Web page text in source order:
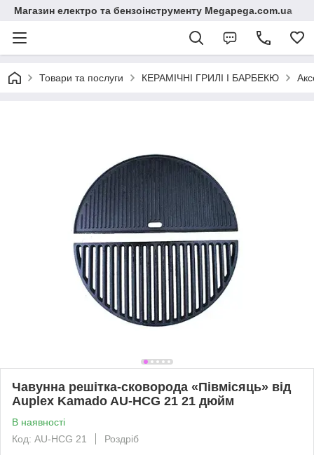
Магазин електро та бензоінструменту Megapega.com.ua
Товари та послуги КЕРАМІЧНІ ГРИЛІ І БАРБЕКЮ
Чавунна решітка-сковорода «Півмісяць» від
Auplex Kamado AU-HCG 21 21 дюйм
В наявності
Код: AU-HCG 21
Роздріб